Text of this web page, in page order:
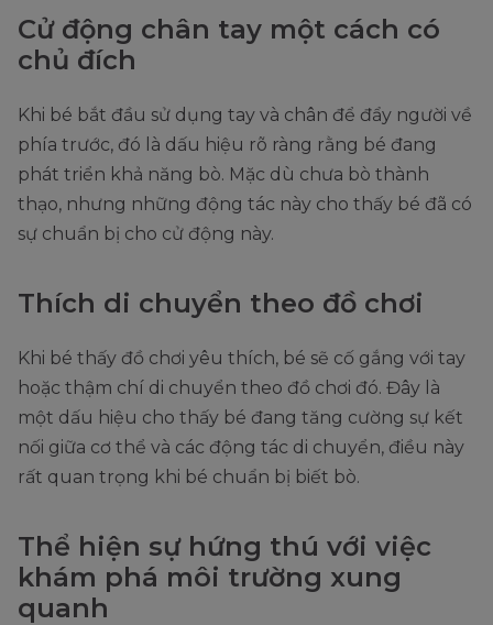
Cử động chân tay một cách có
chủ đích
Khi bé bắt đầu sử dụng tay và chân để đẩy người về
phía trước, đó là dấu hiệu rõ ràng rằng bé đang
phát triển khả năng bò. Mặc dù chưa bò thành
thạo, nhưng những động tác này cho thấy bé đã có
sự chuẩn bị cho cử động này.
Thích di chuyển theo đồ chơi
Khi bé thấy đồ chơi yêu thích, bé sẽ cố gắng với tay
hoặc thậm chí di chuyển theo đồ chơi đó. Đây là
một dấu hiệu cho thấy bé đang tăng cường sự kết
nối giữa cơ thể và các động tác di chuyển, điều này
rất quan trọng khi bé chuẩn bị biết bò.
Thể hiện sự hứng thú với việc
khám phá môi trường xung
quanh